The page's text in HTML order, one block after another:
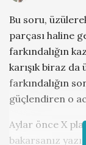
Bu soru,
parçası haline
farkındalığın
karışık biraz
farkındalığın
güçlendiren o
Aylar önce X
bakarsanız